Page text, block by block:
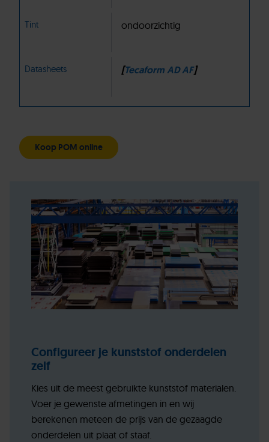
Tint ondoorzichtig
Datasheets [Tecaform AD AF]
Koop POM online
Configureer je kunststof onderdelen
zelf
Kies uit de meest gebruikte kunststof materialen.
Voer je gewenste afmetingen in en wij
berekenen meteen de prijs van de gezaagde
onderdelen uit plaat of staaf.